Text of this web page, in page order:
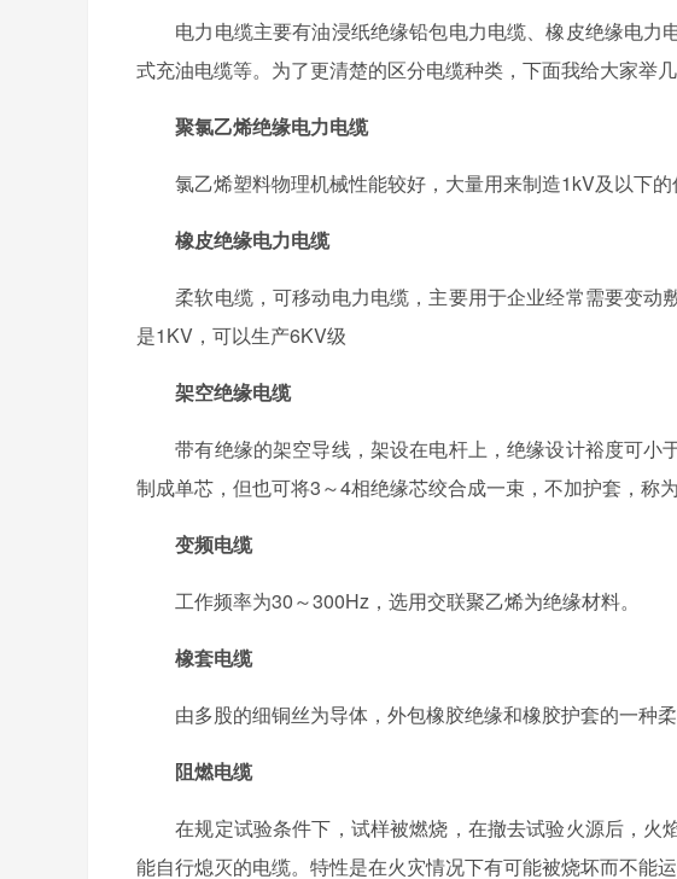
电力电缆主要有油浸纸绝缘铅包电力电缆、橡皮绝缘电力
式充油电缆等。为了更清楚的区分电缆种类，下面我给大家举几
聚氯乙烯绝缘电力电缆
氯乙烯塑料物理机械性能较好，大量用来制造1kV及以下的
橡皮绝缘电力电缆
柔软电缆，可移动电力电缆，主要用于企业经常需要变动
是1KV，可以生产6KV级
架空绝缘电缆
带有绝缘的架空导线，架设在电杆上，绝缘设计裕度可小
制成单芯，但也可将3～4相绝缘芯绞合成一束，不加护套，称
变频电缆
工作频率为30～300Hz，选用交联聚乙烯为绝缘材料。
橡套电缆
由多股的细铜丝为导体，外包橡胶绝缘和橡胶护套的一种柔
阻燃电缆
在规定试验条件下，试样被燃烧，在撤去试验火源后，火
能自行熄灭的电缆。特性是在火灾情况下有可能被烧坏而不能